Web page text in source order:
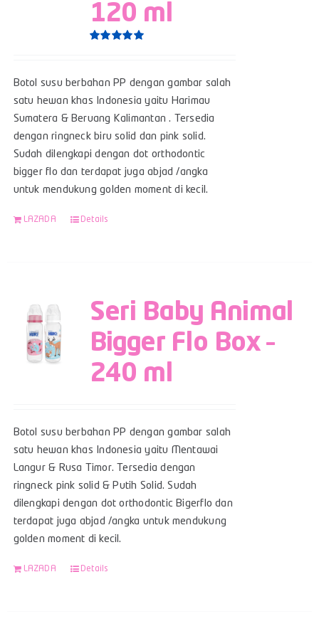
120 ml
Botol susu berbahan PP dengan gambar salah
satu hewan khas Indonesia yaitu Harimau
Sumatera & Beruang Kalimantan . Tersedia
dengan ringneck biru solid dan pink solid.
Sudah dilengkapi dengan dot orthodontic
bigger flo dan terdapat juga abjad /angka
untuk mendukung golden moment di kecil.
LAZADA Details
Seri Baby Animal
Bigger Flo Box –
240 ml
Botol susu berbahan PP dengan gambar salah
satu hewan khas Indonesia yaitu Mentawai
Langur & Rusa Timor. Tersedia dengan
ringneck pink solid & Putih Solid. Sudah
dilengkapi dengan dot orthodontic Bigerflo dan
terdapat juga abjad /angka untuk mendukung
golden moment di kecil.
LAZADA Details